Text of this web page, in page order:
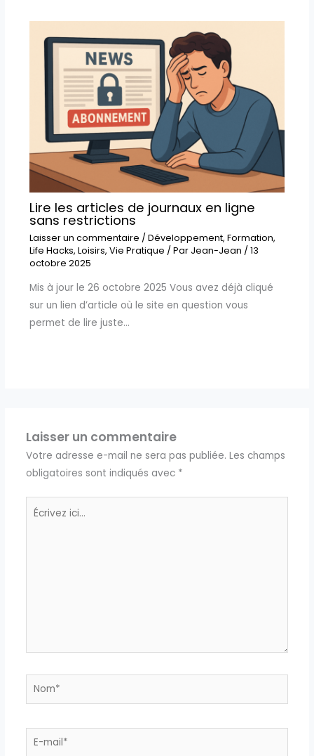
Lire les articles de journaux en ligne
sans restrictions
Laisser un commentaire / Développement, Formation,
Life Hacks, Loisirs, Vie Pratique / Par Jean-Jean / 13
octobre 2025
Mis à jour le 26 octobre 2025 Vous avez déjà cliqué
sur un lien d’article où le site en question vous
permet de lire juste…
Laisser un commentaire
Votre adresse e-mail ne sera pas publiée. Les champs
obligatoires sont indiqués avec *
Écrivez
Nom*
E-